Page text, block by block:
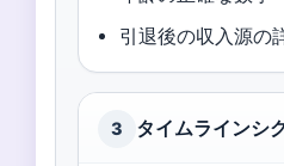
引退後の収入源の
3 タイムラインシ